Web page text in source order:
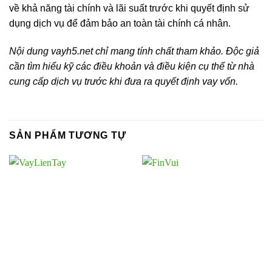
về khả năng tài chính và lãi suất trước khi quyết định sử
dụng dịch vụ để đảm bảo an toàn tài chính cá nhân.
Nội dung vayh5.net chỉ mang tính chất tham khảo. Độc giả
cần tìm hiểu kỹ các điều khoản và điều kiện cụ thể từ nhà
cung cấp dịch vụ trước khi đưa ra quyết định vay vốn.
SẢN PHẨM TƯƠNG TỰ